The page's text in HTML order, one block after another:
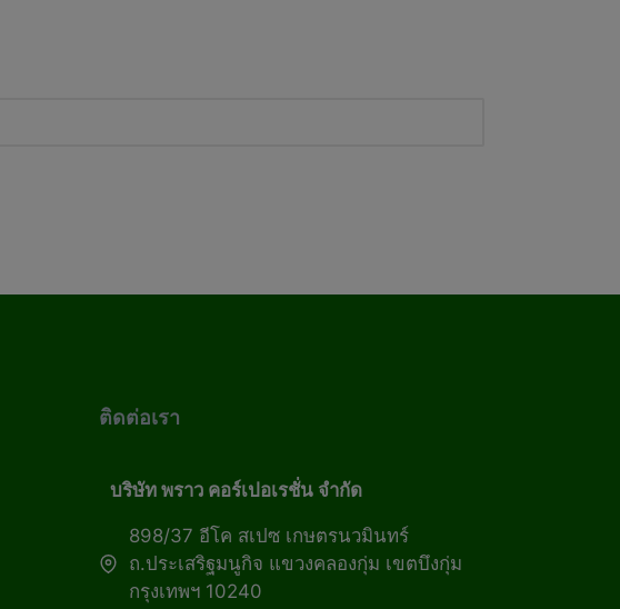
ติดต่อเรา
บริษัท พราว คอร์เปอเรชั่น จำกัด
898/37 อีโค สเปซ เกษตรนวมินทร์
ถ.ประเสริฐมนูกิจ แขวงคลองกุ่ม เขตบึงกุ่ม
กรุงเทพฯ 10240